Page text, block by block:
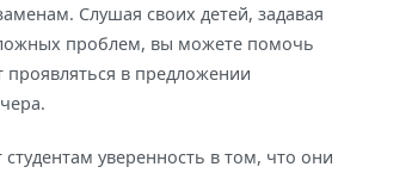
Слушая своих детей, задавая
проблем, вы можете помочь
в предложении
уверенность в том, что они